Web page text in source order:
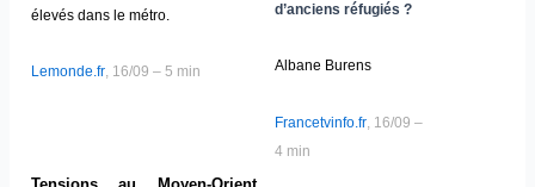
d’anciens réfugiés ?
Albane Burens
Francetvinfo.fr, 16/09 –
4 min
élevés dans le métro.
Lemonde.fr, 16/09 – 5 min